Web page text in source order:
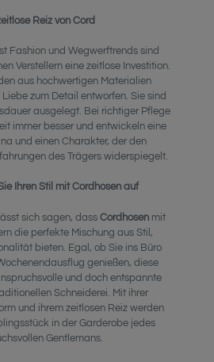
Reiz von Cord
Fashion und Wegwerftrends sind
Verstellern eine zeitlose Investition.
aus hochwertigen Materialien
zum Detail entworfen. Sie sind
ausgelegt. Bei richtiger Pflege
immer besser und entwickeln eine
und einen Charakter, der den
des Trägers widerspiegelt.
Ihren Stil mit Cordhosen auf
sich sagen, dass Cordhosen mit
die perfekte Mischung aus Stil,
bieten. Egal, ob Sie ins Büro
genießen, diese
und doch entspannte
Schneiderei. Mit ihrer
und ihrem zeitlosen Reiz werden
in der Garderobe jedes
Gentlemans.